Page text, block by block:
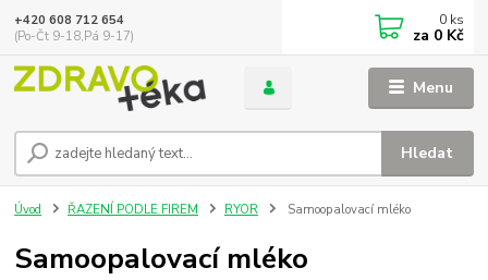
Menu
Hledat
+420 608 712 654
(Po-Čt 9-18,Pá 9-17)
0 ks
za 0 Kč
Úvod ŘAZENÍ PODLE FIREM RYOR Samoopalovací mléko
Samoopalovací mléko